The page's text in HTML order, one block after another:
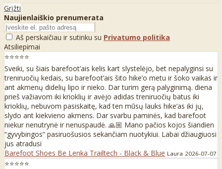
Grįžti
Naujienlaiškio prenumerata
Aš perskaičiau ir sutinku su Privatumo politika
Atsiliepimai
⭐⭐⭐⭐⭐
Sveiki, su šiais barefoot’ais kelis kart slystelėjo, bet nepalyginsi su
treniruočių kedais, su barefoot’ais šito hike’o metu ir šoko vaikas ir
ant akmenų didelių lipo ir nieko. Dar turim gerą palyginimą. diena
prieš važiavom iki krioklių ir avėjo adidas treniruočių batus iki
krioklių, nebuvom pasiskaitę, kad ten mūsų lauks hike’as iki jų,
slydo ant kiekvieno akmens. Dar svarbu paminės, kad barefoot
niekur nenutrynė ir nenuspaudė. 🙏🏼 Mano pačios kojos šiandien
“gyvybingos” pasiruošusios sekančiam nuotykiui. Labai džiaugiuosi
jus atradusi
Barefoot Shoes Be Lenka Trailtech - Black & Blue Laura 2026-07-07
⭐⭐⭐⭐⭐